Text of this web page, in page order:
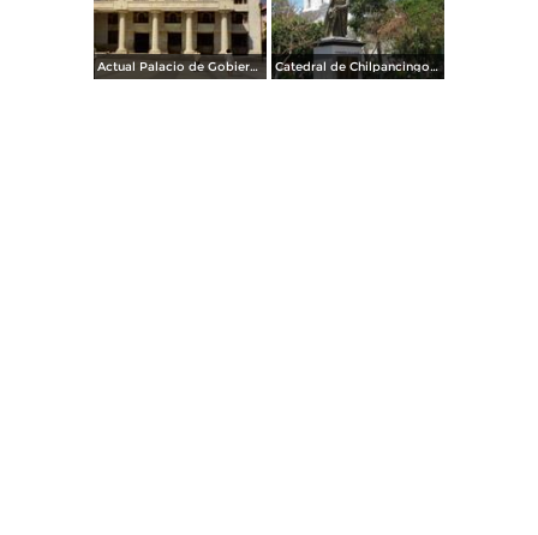
Actual Palacio de Gobierno. Chilpancingo, Gro. 1995 Catedral de Chilpancingo y Monumento a José Ma. Morelos